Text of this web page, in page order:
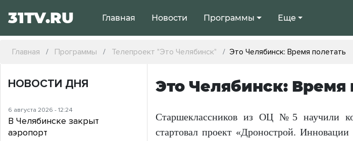
31TV.RU Главная Новости Программы Еще
Главная Программы Телепроект "Это Челябинск" Это Челябинск: Время полетать
Это Челябинск: Время
Старшеклассников из ОЦ №5 научили
стартовал проект «Дронострой.
НОВОСТИ ДНЯ
6 августа 2026 - 12:24
В Челябинске закрыт
аэропорт